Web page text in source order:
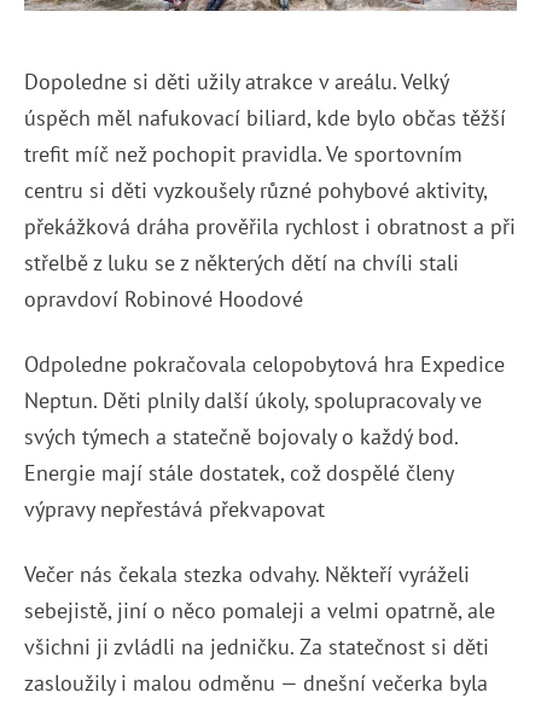
Dopoledne si děti užily atrakce v areálu. Velký
úspěch měl nafukovací biliard, kde bylo občas těžší
trefit míč než pochopit pravidla. Ve sportovním
centru si děti vyzkoušely různé pohybové aktivity,
překážková dráha prověřila rychlost i obratnost a při
střelbě z luku se z některých dětí na chvíli stali
opravdoví Robinové Hoodové
Odpoledne pokračovala celopobytová hra Expedice
Neptun. Děti plnily další úkoly, spolupracovaly ve
svých týmech a statečně bojovaly o každý bod.
Energie mají stále dostatek, což dospělé členy
výpravy nepřestává překvapovat
Večer nás čekala stezka odvahy. Někteří vyráželi
sebejistě, jiní o něco pomaleji a velmi opatrně, ale
všichni ji zvládli na jedničku. Za statečnost si děti
zasloužily i malou odměnu — dnešní večerka byla